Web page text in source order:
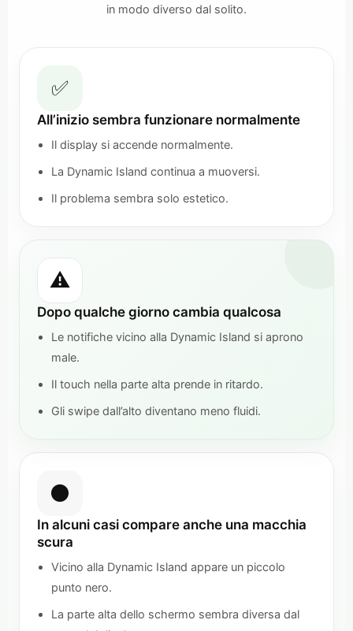
in modo diverso dal solito.
✅
All’inizio sembra funzionare normalmente
Il display si accende normalmente.
La Dynamic Island continua a muoversi.
Il problema sembra solo estetico.
⚠️
Dopo qualche giorno cambia qualcosa
Le notifiche vicino alla Dynamic Island si aprono
male.
Il touch nella parte alta prende in ritardo.
Gli swipe dall’alto diventano meno fluidi.
⚫
In alcuni casi compare anche una macchia
scura
Vicino alla Dynamic Island appare un piccolo
punto nero.
La parte alta dello schermo sembra diversa dal